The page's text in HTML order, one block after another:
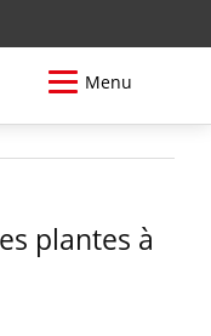
Menu
plantes à